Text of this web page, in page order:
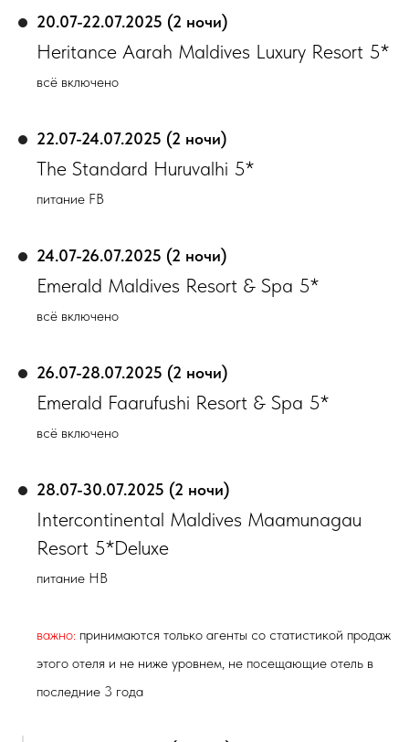
20.07-22.07.2025 (2 ночи)
Heritance Aarah Maldives Luxury Resort 5*
всё включено
22.07-24.07.2025 (2 ночи)
The Standard Huruvalhi 5*
питание FB
24.07-26.07.2025 (2 ночи)
Emerald Maldives Resort & Spa 5*
всё включено
26.07-28.07.2025 (2 ночи)
Emerald Faarufushi Resort & Spa 5*
всё включено
28.07-30.07.2025 (2 ночи)
Intercontinental Maldives Maamunagau
Resort 5*Deluxe
питание HB
важно: принимаются только агенты со статистикой продаж
этого отеля и не ниже уровнем, не посещающие отель в
последние 3 года